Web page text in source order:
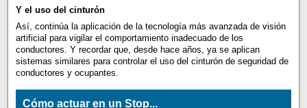
Y el uso del cinturón
Así, continúa la aplicación de la tecnología más avanzada de visión
artificial para vigilar el comportamiento inadecuado de los
conductores. Y recordar que, desde hace años, ya se aplican
sistemas similares para controlar el uso del cinturón de seguridad de
conductores y ocupantes.
Cómo actuar en un Stop...